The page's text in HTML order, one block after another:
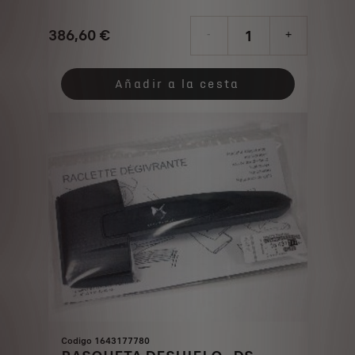
386,60 €
Price
386,60
- +
Quantity
updated
Añadir a la cesta
Codigo 1643177780